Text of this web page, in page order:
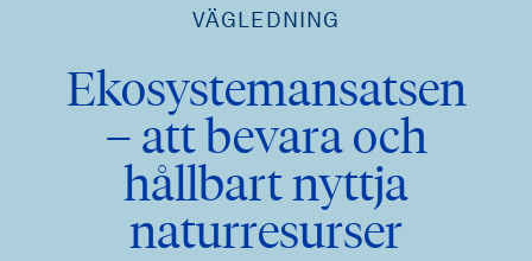
VÄGLEDNING
Ekosystemansatsen
– att bevara och
hållbart nyttja
naturresurser